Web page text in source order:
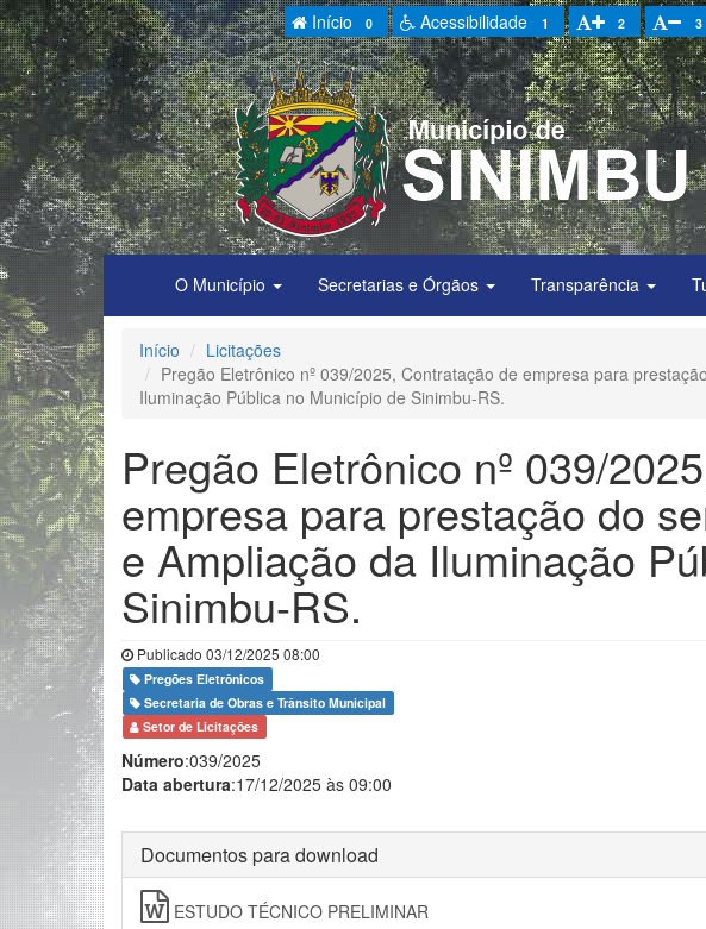
Início 0 Acessibilidade 1 2 3
O Município Secretarias e Órgãos Transparência
Início
Licitações
Pregão Eletrônico nº 039/2025, Contratação de empresa para
Iluminação Pública no Município de Sinimbu-RS.
Pregão Eletrônico nº 039/
empresa para prestação do
e Ampliação da Iluminação
Sinimbu-RS.
Publicado 03/12/2025 08:00
Pregões Eletrônicos
Secretaria de Obras e Trânsito Municipal
Setor de Licitações
Número:039/2025
Data abertura:17/12/2025 às 09:00
Documentos para download
ESTUDO TÉCNICO PRELIMINAR